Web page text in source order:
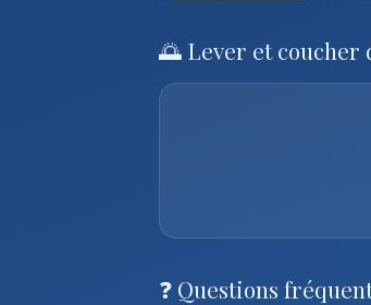
🌅 Lever et coucher
❓ Questions